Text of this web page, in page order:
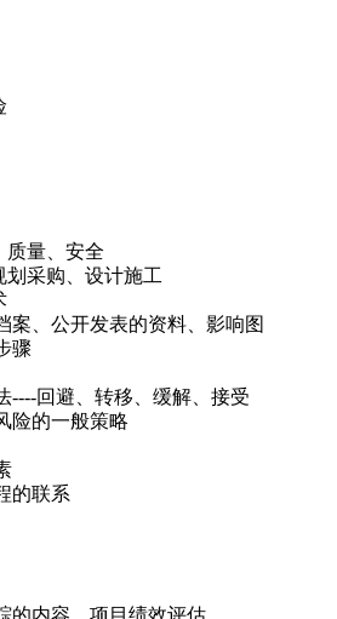
质量、安全
划采购、设计施工
案、公开发表的资料、影响图
骤
----回避、转移、缓解、接受
险的一般策略
的联系
的内容、项目绩效评估